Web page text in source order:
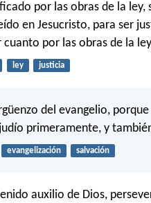
por las obras de la
en Jesucristo, para ser
cuanto por las obras de la
ley justicia
del evangelio,
primeramente, y
evangelización salvación
auxilio de Dios,